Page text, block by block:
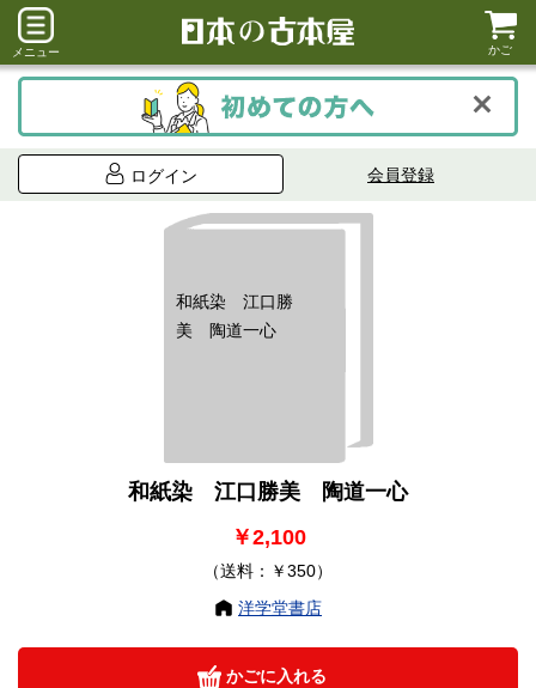
メニュー かご
ログイン 会員登録
和紙染 江口勝
美 陶道一心
和紙染 江口勝美 陶道一心
￥2,100
（送料：￥350）
洋学堂書店
かごに入れる